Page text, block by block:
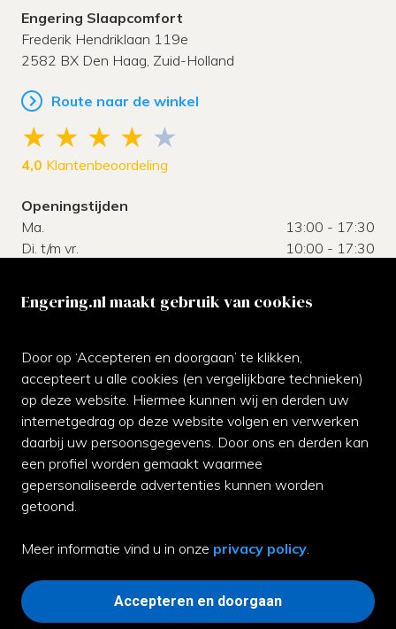
Engering Slaapcomfort
Frederik Hendriklaan 119e
2582 BX Den Haag, Zuid-Holland
Route naar de winkel
4,0 Klantenbeoordeling
Openingstijden
Ma.
13:00 - 17:30
Di. t/m vr.
10:00 - 17:30
Klantenservice
Neem gerust contact met ons op of kom langs bij de
winkel.
070-3542811
Whatsapp ons
Facebook
Engering.nl maakt gebruik van cookies
Door op ‘Accepteren en doorgaan’ te klikken,
accepteert u alle cookies (en vergelijkbare technieken)
op deze website. Hiermee kunnen wij en derden uw
internetgedrag op deze website volgen en verwerken
daarbij uw persoonsgegevens. Door ons en derden kan
een profiel worden gemaakt waarmee
gepersonaliseerde advertenties kunnen worden
getoond.
Meer informatie vind u in onze privacy policy.
Accepteren en doorgaan